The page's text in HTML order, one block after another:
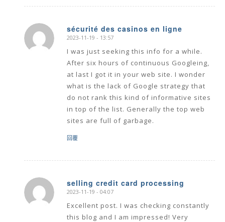
sécurité des casinos en ligne
says:
2023-11-19 - 13:57
I was just seeking this info for a while.
After six hours of continuous Googleing,
at last I got it in your web site. I wonder
what is the lack of Google strategy that
do not rank this kind of informative sites
in top of the list. Generally the top web
sites are full of garbage.
回覆
selling credit card processing
says:
2023-11-19 - 04:07
Excellent post. I was checking constantly
this blog and I am impressed! Very